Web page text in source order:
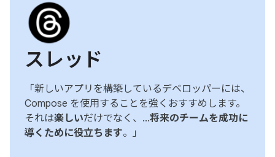
スレッド
「新しいアプリを構築しているデベロッパーには、
Compose を使用することを強くおすすめします。
それは楽しいだけでなく、...将来のチームを成功に
導くために役立ちます。」